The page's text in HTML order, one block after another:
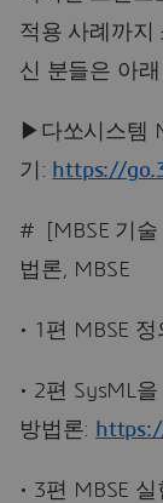
적용 사례까지
신 분들은 아
▶다쏘시스템
기: https://
# [MBSE 기술
법론, MBSE
• 1편 MBSE
• 2편 SysML
방법론:
• 3편 MBSE